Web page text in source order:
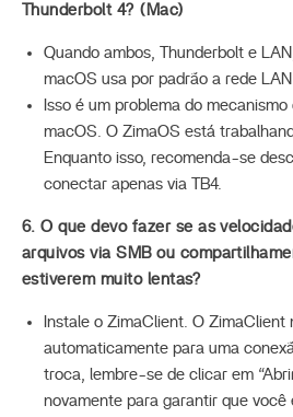
Thunderbolt 4? (Mac)
Quando ambos, Thunderbolt e
macOS usa por padrão a rede LAN
Isso é um problema do
macOS. O ZimaOS está
Enquanto isso, recomenda-se
conectar apenas via TB4.
6. O que devo fazer se as
arquivos via SMB ou
estiverem muito lentas?
Instale o ZimaClient. O ZimaClient
automaticamente para uma
troca, lembre-se de clicar em
novamente para garantir que você